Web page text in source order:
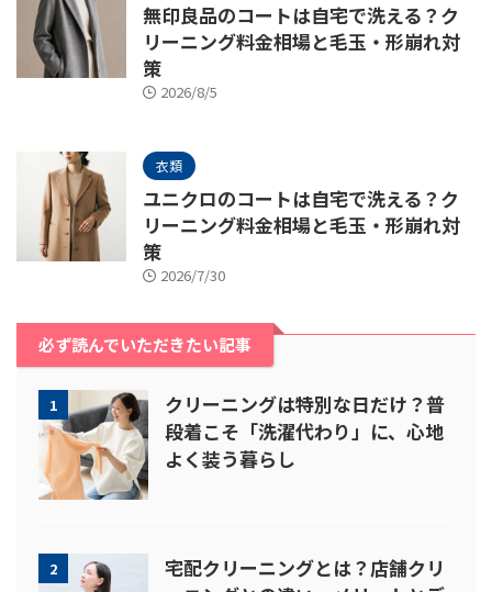
無印良品のコートは自宅で洗える？ク
リーニング料金相場と毛玉・形崩れ対
策
2026/8/5
衣類
ユニクロのコートは自宅で洗える？ク
リーニング料金相場と毛玉・形崩れ対
策
2026/7/30
必ず読んでいただきたい記事
1
クリーニングは特別な日だけ？普
段着こそ「洗濯代わり」に、心地
よく装う暮らし
2
宅配クリーニングとは？店舗クリ